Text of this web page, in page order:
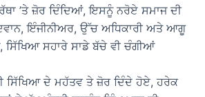
’ਤੇ ਜ਼ੋਰ ਦਿੰਦਿਆਂ, ਇਸਨੂੰ ਨਰੋਏ ਸਮਾਜ ਦੀ
ਇੰਜੀਨੀਅਰ, ਉੱਚ ਅਧਿਕਾਰੀ ਅਤੇ ਆਗੂ
ਸਿੱਖਿਆ ਸਹਾਰੇ ਸਾਡੇ ਬੱਚੇ ਵੀ ਚੰਗੀਆਂ
ਸਿੱਖਿਆ ਦੇ ਮਹੱਤਵ ਤੇ ਜ਼ੋਰ ਦਿੰਦੇ ਹੋਏ, ਹਰੇਕ